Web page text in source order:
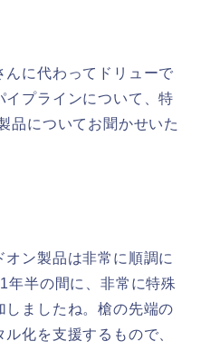
んに代わってドリューで
プラインについて、特
品についてお聞かせいた
ン製品は非常に順調に
年半の間に、非常に特殊
しましたね。槍の先端の
化を支援するもので、